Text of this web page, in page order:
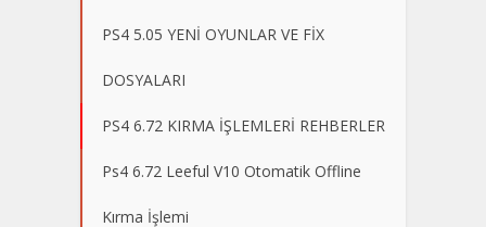
PS4 5.05 YENİ OYUNLAR VE FİX
DOSYALARI
PS4 6.72 KIRMA İŞLEMLERİ REHBERLER
Ps4 6.72 Leeful V10 Otomatik Offline
Kırma İşlemi